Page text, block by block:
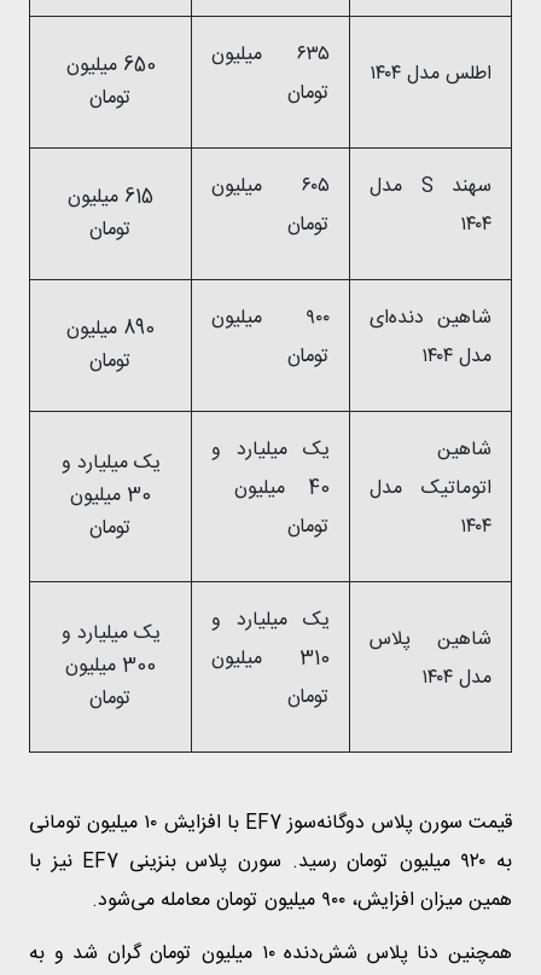
اطلس مدل ۱۴۰۴
۶۳۵ میلیون
تومان
650 میلیون
تومان
سهند S مدل
۱۴۰۴
۶۰۵ میلیون
تومان
615 میلیون
تومان
شاهین دنده‌ای
مدل ۱۴۰۴
۹۰۰ میلیون
تومان
890 میلیون
تومان
شاهین
اتوماتیک مدل
۱۴۰۴
یک میلیارد و
40 میلیون
تومان
یک میلیارد و
30 میلیون
تومان
شاهین پلاس
مدل ۱۴۰۴
یک میلیارد و
310 میلیون
تومان
یک میلیارد و
300 میلیون
تومان
قیمت سورن پلاس دوگانه‌سوز EF7 با افزایش ۱۰ میلیون تومانی
به ۹۲۰ میلیون تومان رسید. سورن پلاس بنزینی EF7 نیز با
همین میزان افزایش، ۹۰۰ میلیون تومان معامله می‌شود.
همچنین دنا پلاس شش‌دنده‌ ۱۰ میلیون تومان گران شد و به